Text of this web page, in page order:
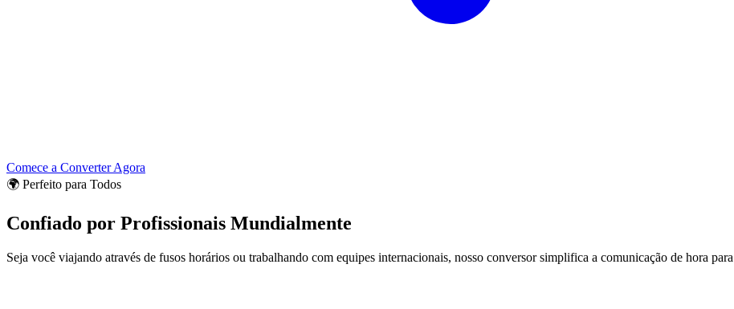
Comece a Converter Agora
🌍 Perfeito para Todos
Confiado por Profissionais Mundialmente
Seja você viajando através de fusos horários ou trabalhando com equipes internacionais, nosso conversor simplifica a comunicação de hora